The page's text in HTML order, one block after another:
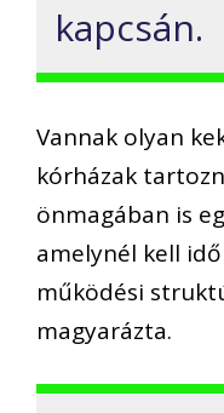
kapcsán.
Vannak olyan
kórházak
önmagában is
amelynél kell
működési
magyarázta.